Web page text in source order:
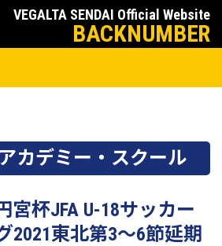
VEGALTA SENDAI Official Website
BACKNUMBER
カデミー・スクール
宮杯JFA U-18サッカー
2021東北第3～6節延期